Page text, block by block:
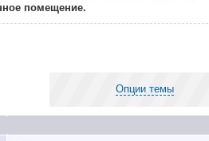
помещение.
Опции темы